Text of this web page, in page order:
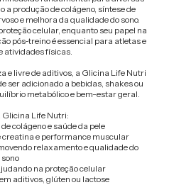
a produção de colágeno, síntese de
e melhora da qualidade do sono.
celular, enquanto seu papel na
pós-treino é essencial para atletas e
atividades físicas.
e livre de aditivos, a Glicina Life Nutri
ser adicionado a bebidas, shakes ou
metabólico e bem-estar geral.
Glicina Life Nutri:
colágeno e saúde da pele
creatina e performance muscular
relaxamento e qualidade do
sono
na proteção celular
aditivos, glúten ou lactose